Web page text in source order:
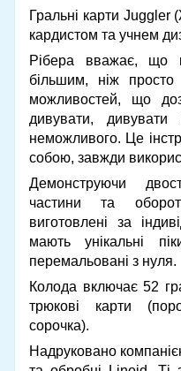
Гральні карти Juggler
кардистом та учнем
Рібера вважає, що
більшим, ніж
можливостей, що
дивувати,
неможливого. Це
собою, завжди
Демонструючи
частини та
виготовлені за
мають унікальні
перемальовані з нуля.
Колода включає 52
трюкові карти
сорочка).
Надруковано